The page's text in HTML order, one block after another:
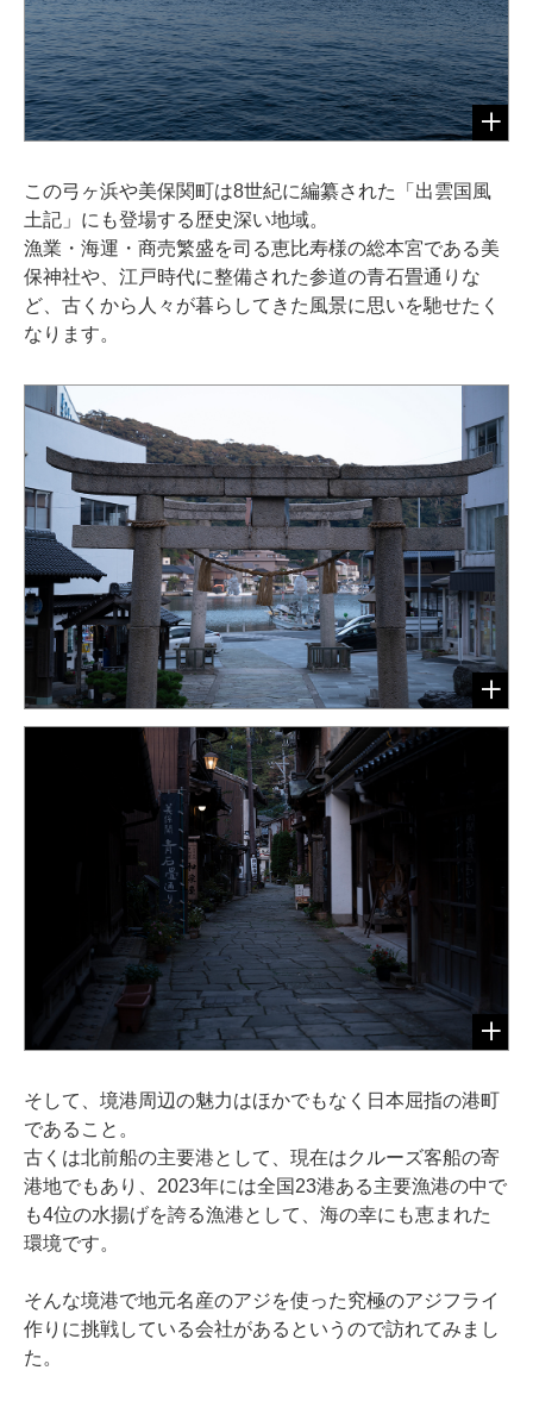
この弓ヶ浜や美保関町は8世紀に編纂された「出雲国風
土記」にも登場する歴史深い地域。
漁業・海運・商売繁盛を司る恵比寿様の総本宮である美
保神社や、江戸時代に整備された参道の青石畳通りな
ど、古くから人々が暮らしてきた風景に思いを馳せたく
なります。
そして、境港周辺の魅力はほかでもなく日本屈指の港町
であること。
古くは北前船の主要港として、現在はクルーズ客船の寄
港地でもあり、2023年には全国23港ある主要漁港の中で
も4位の水揚げを誇る漁港として、海の幸にも恵まれた
環境です。
そんな境港で地元名産のアジを使った究極のアジフライ
作りに挑戦している会社があるというので訪れてみまし
た。